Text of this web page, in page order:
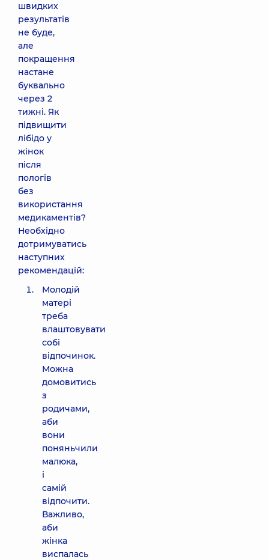
швидких
результатів
не буде,
але
покращення
настане
буквально
через 2
тижні. Як
підвищити
лібідо у
жінок
після
пологів
без
використання
медикаментів?
Необхідно
дотримуватись
наступних
рекомендацій:
Молодій
матері
треба
влаштовувати
собі
відпочинок.
Можна
домовитись
з
родичами,
аби
вони
поняньчили
малюка,
і
самій
відпочити.
Важливо,
аби
жінка
виспалась